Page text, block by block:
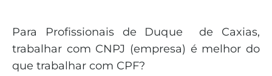
Para Profissionais de Duque de Caxias,
trabalhar com CNPJ (empresa) é melhor do
que trabalhar com CPF?